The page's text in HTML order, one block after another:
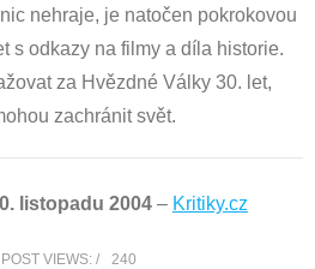
nehraje, je natočen pokrokovou
s odkazy na filmy a díla historie.
za Hvězdné Války 30. let,
zachránit svět.
listopadu 2004 – Kritiky.cz
POST VIEWS: 240